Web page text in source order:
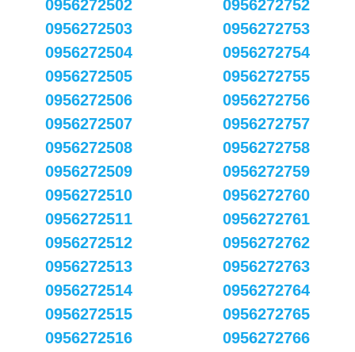
0956272502
0956272503
0956272504
0956272505
0956272506
0956272507
0956272508
0956272509
0956272510
0956272511
0956272512
0956272513
0956272514
0956272515
0956272516
0956272752
0956272753
0956272754
0956272755
0956272756
0956272757
0956272758
0956272759
0956272760
0956272761
0956272762
0956272763
0956272764
0956272765
0956272766